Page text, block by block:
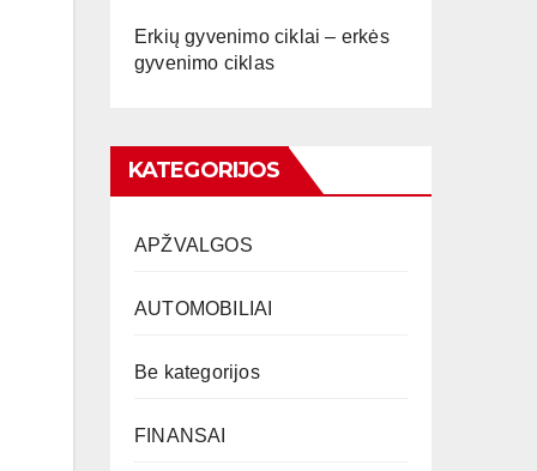
Erkių gyvenimo ciklai – erkės
gyvenimo ciklas
KATEGORIJOS
APŽVALGOS
AUTOMOBILIAI
Be kategorijos
FINANSAI